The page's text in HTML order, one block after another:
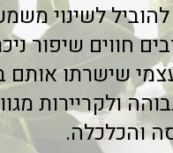
לשינוי
חווים שיפור
עצמי שישרתו
ולקריירות
והכלכלה.